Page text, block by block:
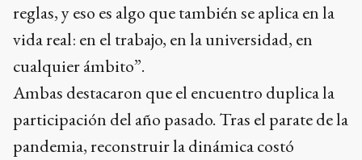
reglas, y eso es algo que también se aplica en la
vida real: en el trabajo, en la universidad, en
cualquier ámbito”.
Ambas destacaron que el encuentro duplica la
participación del año pasado. Tras el parate de la
pandemia, reconstruir la dinámica costó